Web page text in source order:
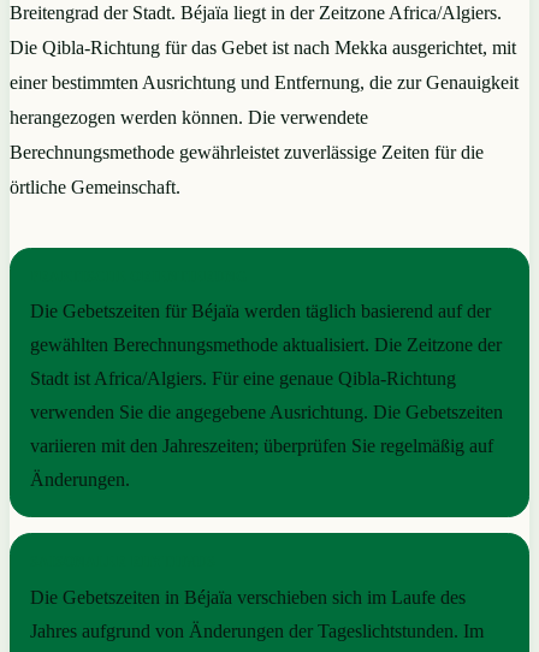
Breitengrad der Stadt. Béjaïa liegt in der Zeitzone Africa/Algiers.
Die Qibla-Richtung für das Gebet ist nach Mekka ausgerichtet, mit
einer bestimmten Ausrichtung und Entfernung, die zur Genauigkeit
herangezogen werden können. Die verwendete
Berechnungsmethode gewährleistet zuverlässige Zeiten für die
örtliche Gemeinschaft.
Die Gebetszeiten für Béjaïa werden täglich basierend auf der
gewählten Berechnungsmethode aktualisiert. Die Zeitzone der
Stadt ist Africa/Algiers. Für eine genaue Qibla-Richtung
verwenden Sie die angegebene Ausrichtung. Die Gebetszeiten
variieren mit den Jahreszeiten; überprüfen Sie regelmäßig auf
Änderungen.
Die Gebetszeiten in Béjaïa verschieben sich im Laufe des
Jahres aufgrund von Änderungen der Tageslichtstunden. Im